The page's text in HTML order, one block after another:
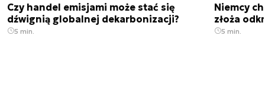
Czy handel emisjami może stać się
dźwignią globalnej dekarbonizacji?
5 min.
Niemcy
złoża
5 min.